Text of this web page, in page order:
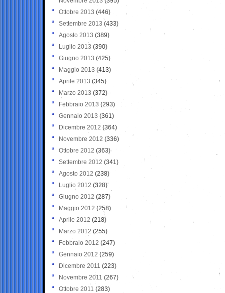
Ottobre 2013 (446)
Settembre 2013 (433)
Agosto 2013 (389)
Luglio 2013 (390)
Giugno 2013 (425)
Maggio 2013 (413)
Aprile 2013 (345)
Marzo 2013 (372)
Febbraio 2013 (293)
Gennaio 2013 (361)
Dicembre 2012 (364)
Novembre 2012 (336)
Ottobre 2012 (363)
Settembre 2012 (341)
Agosto 2012 (238)
Luglio 2012 (328)
Giugno 2012 (287)
Maggio 2012 (258)
Aprile 2012 (218)
Marzo 2012 (255)
Febbraio 2012 (247)
Gennaio 2012 (259)
Dicembre 2011 (223)
Novembre 2011 (267)
Ottobre 2011 (283)